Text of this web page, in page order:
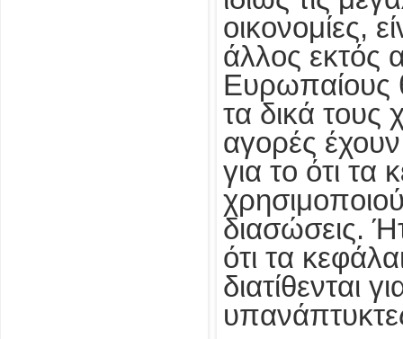
οικονομίες,
άλλος εκτός
Ευρωπαίους
τα δικά τους
αγορές
για το ότι
διασώσεις.
ότι τα
διατίθενται